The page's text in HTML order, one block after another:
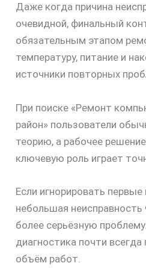
Даже когда причина
очевидной, финальный
обязательным этапом
температуру, питание и
источники повторных
При поиске «Ремонт
район» пользователи
теорию, а рабочее
ключевую роль играет
Если игнорировать первые
небольшая неисправность
более серьёзную
диагностика почти
объём работ.